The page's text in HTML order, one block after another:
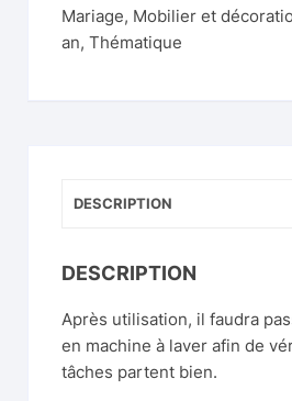
Mariage, Mobilier et
an, Thématique
DESCRIPTION
DESCRIPTION
Après utilisation, il faudra
en machine à laver afin de
tâches partent bien.